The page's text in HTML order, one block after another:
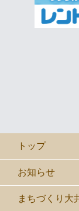
トップ
お知らせ
まちづくり大